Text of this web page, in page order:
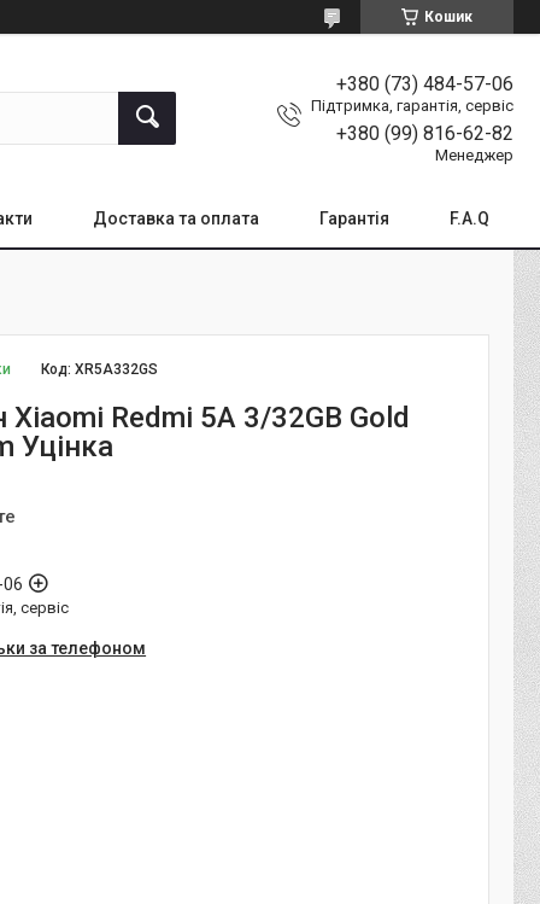
Кошик
+380 (73) 484-57-06
Підтримка, гарантія, сервіс
+380 (99) 816-62-82
Менеджер
Доставка та оплата Гарантія F.A.Q
Код:XR5A332GS
Redmi 5A 3/32GB Gold
Уцінка
сервіс
за телефоном